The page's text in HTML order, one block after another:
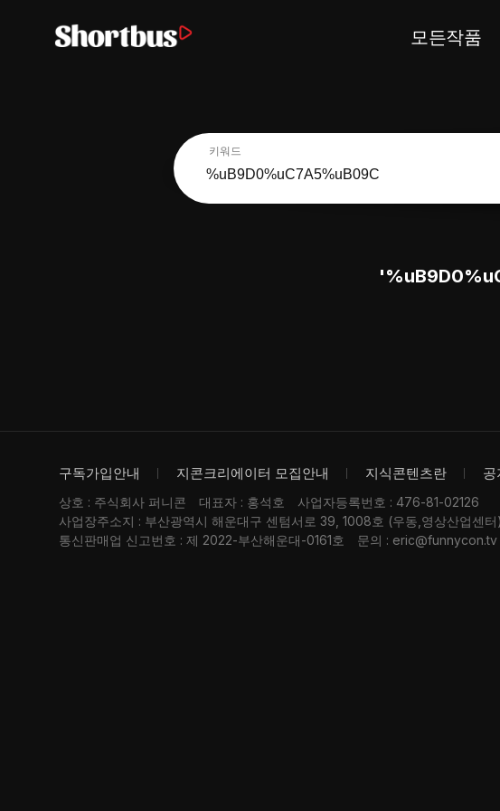
모든작품
키워드
구독가입안내 지콘크리에이터 모집안내 지식콘텐츠란 공
상호 : 주식회사 퍼니콘 대표자 : 홍석호
사업자등록번호 : 476-81-02126
사업장주소지 : 부산광역시 해운대구 센텀서로 39, 1008호 (우동,영상산업센
통신판매업 신고번호 : 제 2022-부산해운대-0161호
문의 :